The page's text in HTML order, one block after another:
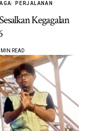
PERJALANAN
Kegagalan
READ